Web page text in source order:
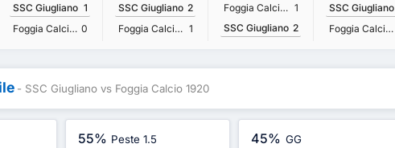
SSC Giugliano 1
Foggia Calcio 1920 0
SSC Giugliano 2
Foggia Calcio 1920 1
Foggia Calcio 1920 1
SSC Giugliano 2
SSC Giugliano
Foggia Calcio 1920
- SSC Giugliano vs Foggia Calcio 1920
55% Peste 1.5 45% GG